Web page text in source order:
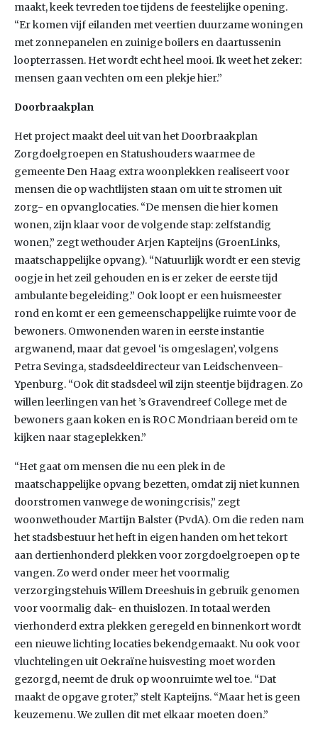
maakt, keek tevreden toe tijdens de feestelijke opening.
“Er komen vijf eilanden met veertien duurzame woningen
met zonnepanelen en zuinige boilers en daartussenin
loopterrassen. Het wordt echt heel mooi. Ik weet het zeker:
mensen gaan vechten om een plekje hier.”
Doorbraakplan
Het project maakt deel uit van het Doorbraakplan
Zorgdoelgroepen en Statushouders waarmee de
gemeente Den Haag extra woonplekken realiseert voor
mensen die op wachtlijsten staan om uit te stromen uit
zorg- en opvanglocaties. “De mensen die hier komen
wonen, zijn klaar voor de volgende stap: zelfstandig
wonen,” zegt wethouder Arjen Kapteijns (GroenLinks,
maatschappelijke opvang). “Natuurlijk wordt er een stevig
oogje in het zeil gehouden en is er zeker de eerste tijd
ambulante begeleiding.” Ook loopt er een huismeester
rond en komt er een gemeenschappelijke ruimte voor de
bewoners. Omwonenden waren in eerste instantie
argwanend, maar dat gevoel ‘is omgeslagen’, volgens
Petra Sevinga, stadsdeeldirecteur van Leidschenveen-
Ypenburg. “Ook dit stadsdeel wil zijn steentje bijdragen. Zo
willen leerlingen van het ’s Gravendreef College met de
bewoners gaan koken en is ROC Mondriaan bereid om te
kijken naar stageplekken.”
“Het gaat om mensen die nu een plek in de
maatschappelijke opvang bezetten, omdat zij niet kunnen
doorstromen vanwege de woningcrisis,” zegt
woonwethouder Martijn Balster (PvdA). Om die reden nam
het stadsbestuur het heft in eigen handen om het tekort
aan dertienhonderd plekken voor zorgdoelgroepen op te
vangen. Zo werd onder meer het voormalig
verzorgingstehuis Willem Dreeshuis in gebruik genomen
voor voormalig dak- en thuislozen. In totaal werden
vierhonderd extra plekken geregeld en binnenkort wordt
een nieuwe lichting locaties bekendgemaakt. Nu ook voor
vluchtelingen uit Oekraïne huisvesting moet worden
gezorgd, neemt de druk op woonruimte wel toe. “Dat
maakt de opgave groter,” stelt Kapteijns. “Maar het is geen
keuzemenu. We zullen dit met elkaar moeten doen.”